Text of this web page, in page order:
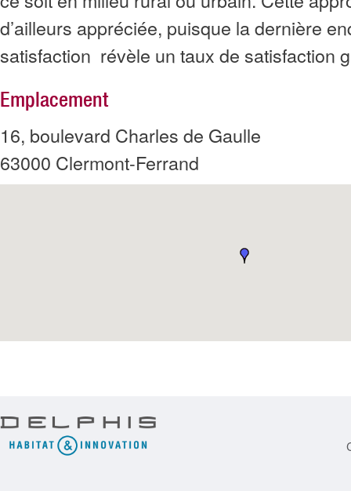
d’ailleurs appréciée, puisque la dernière
satisfaction révèle un taux de satisfaction
Emplacement
16, boulevard Charles de Gaulle
63000 Clermont-Ferrand